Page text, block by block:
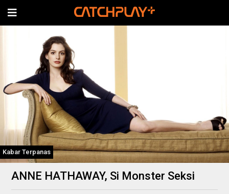
Kabar Terpanas
ANNE HATHAWAY, Si Monster Seksi